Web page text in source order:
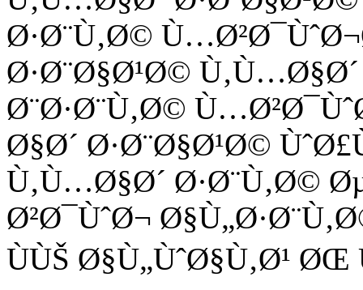
Ø·Ø¨Ù‚Ø©
Ø·Ø¨Ø§Ø¹Ø©
Ø¨Ø·Ø¨Ù‚Ø©
Ø§Ø´ Ø·Ø¨Ø§Ø¹Ø©
Ù‚Ù…Ø§Ø´ Ø·Ø¨Ù‚Ø©
Ø²Ø¯ÙˆØ¬
ÙÙŠ Ø§Ù„ÙˆØ§Ù‚Ø¹